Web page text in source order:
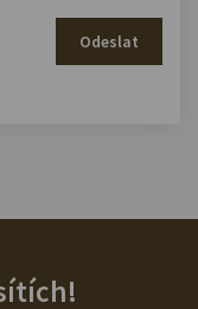
Odeslat